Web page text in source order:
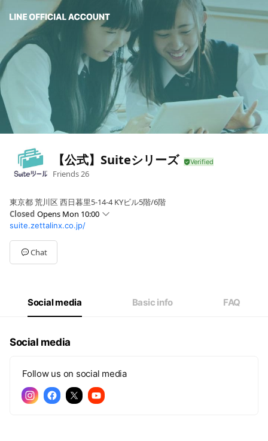
【公式】Suiteシリーズ
Friends26
東京都 荒川区 西日暮里5-14-4 KYビル5階/6階
Closed Opens Mon 10:00
SunClosed
Mon10:00 - 12:00,13:00 - 17:00
Tue10:00 - 12:00,13:00 - 17:00
Wed10:00 - 12:00,13:00 - 17:00
Closed
suite.zettalinx.co.jp/
Chat
Social media Basic info FAQ
Social media
Follow us on social media